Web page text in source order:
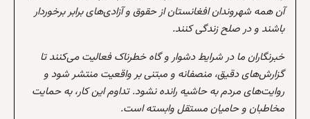
آن همه شهروندان افغانستان از حقوق و آزادی‌های برابر برخوردار
باشند و در صلح زندگی کنند.
خبرنگاران ما در شرایط دشوار و گاه خطرناک فعالیت می‌کنند تا
گزارش‌های دقیق، منصفانه و مبتنی بر واقعیت منتشر شود و
روایت‌های مردم به حاشیه رانده نشود. تداوم این کار، به حمایت
مخاطبان و حامیان مستقل وابسته است.